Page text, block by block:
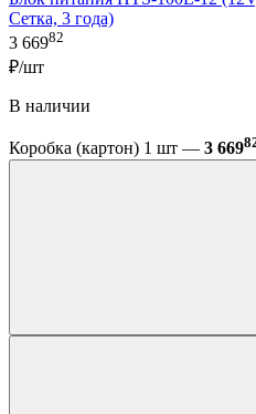
Сетка, 3 года)
3 66982
₽/шт
В наличии
Коробка (картон) 1 шт — 3 669